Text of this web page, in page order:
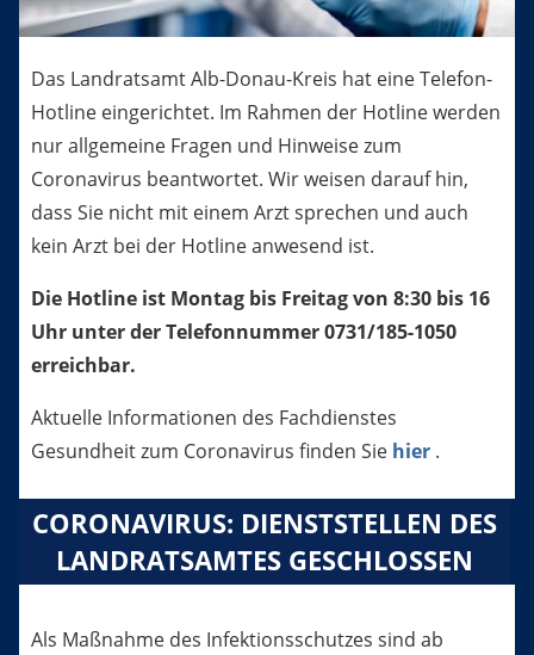
Das Landratsamt Alb-Donau-Kreis hat eine Telefon-
Hotline eingerichtet. Im Rahmen der Hotline werden
nur allgemeine Fragen und Hinweise zum
Coronavirus beantwortet. Wir weisen darauf hin,
dass Sie nicht mit einem Arzt sprechen und auch
kein Arzt bei der Hotline anwesend ist.
Die Hotline ist Montag bis Freitag von 8:30 bis 16
Uhr unter der Telefonnummer 0731/185-1050
erreichbar.
Aktuelle Informationen des Fachdienstes
Gesundheit zum Coronavirus finden Sie hier .
CORONAVIRUS: DIENSTSTELLEN DES
LANDRATSAMTES GESCHLOSSEN
Als Maßnahme des Infektionsschutzes sind ab